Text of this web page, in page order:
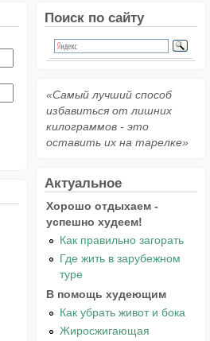
Поиск по сайту
«Самый лучший способ
избавиться от лишних
килограммов - это
оставить их на тарелке»
Актуальное
Хорошо отдыхаем -
успешно худеем!
Как правильно загорать
Где жить в зарубежном
туре
В помощь худеющим
Как убрать живот и бока
Жиросжигающая